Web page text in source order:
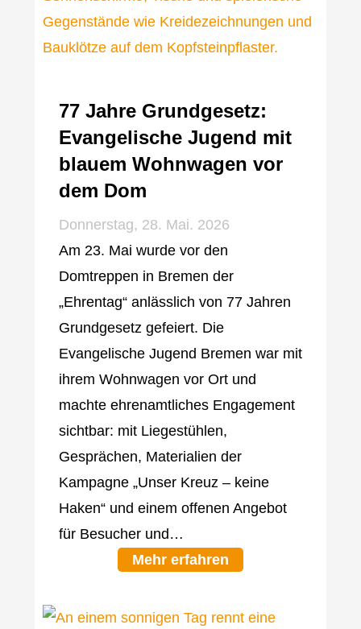
77 Jahre Grundgesetz:
Evangelische Jugend mit
blauem Wohnwagen vor
dem Dom
Donnerstag, 28. Mai. 2026
Am 23. Mai wurde vor den
Domtreppen in Bremen der
„Ehrentag“ anlässlich von 77 Jahren
Grundgesetz gefeiert. Die
Evangelische Jugend Bremen war mit
ihrem Wohnwagen vor Ort und
machte ehrenamtliches Engagement
sichtbar: mit Liegestühlen,
Gesprächen, Materialien der
Kampagne „Unser Kreuz – keine
Haken“ und einem offenen Angebot
für Besucher und…
Mehr erfahren